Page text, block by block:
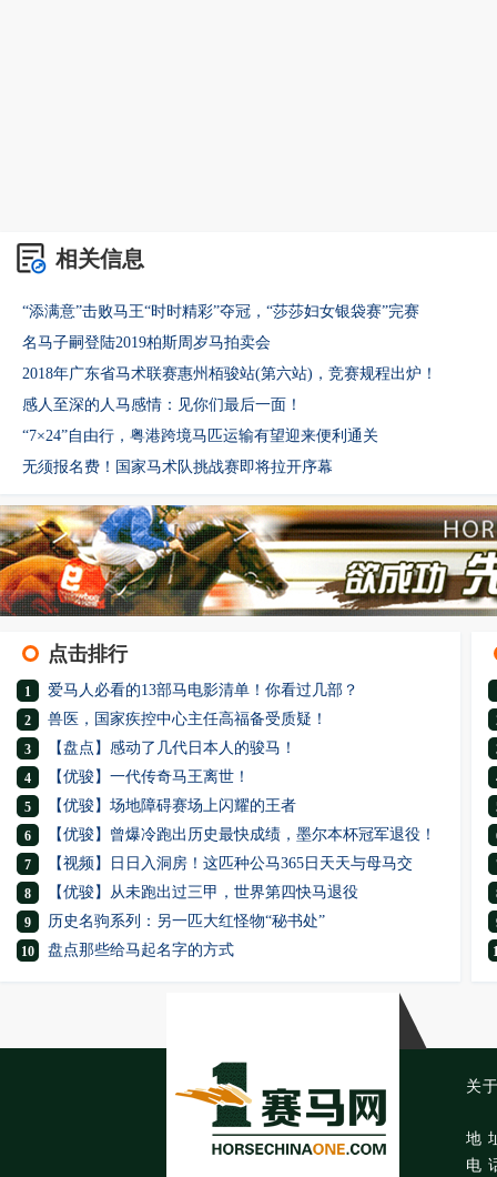
相关信息
“添满意”击败马王“时时精彩”夺冠，“莎莎妇女银袋赛”完赛
名马子嗣登陆2019柏斯周岁马拍卖会
2018年广东省马术联赛惠州栢骏站(第六站)，竞赛规程出炉！
感人至深的人马感情：见你们最后一面！
“7×24”自由行，粤港跨境马匹运输有望迎来便利通关
无须报名费！国家马术队挑战赛即将拉开序幕
点击排行
1 爱马人必看的13部马电影清单！你看过几部？
2 兽医，国家疾控中心主任高福备受质疑！
3 【盘点】感动了几代日本人的骏马！
4 【优骏】一代传奇马王离世！
5 【优骏】场地障碍赛场上闪耀的王者
6 【优骏】曾爆冷跑出历史最快成绩，墨尔本杯冠军退役！
7 【视频】日日入洞房！这匹种公马365日天天与母马交
8 【优骏】从未跑出过三甲，世界第四快马退役
9 历史名驹系列：另一匹大红怪物“秘书处”
10 盘点那些给马起名字的方式
关
地
电